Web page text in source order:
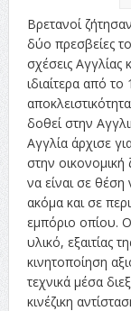
Βρετανοί
δύο πρεσβείες
σχέσεις Αγγλίας
ιδιαίτερα από
δοθεί στην
Αγγλία άρχισε
στην
να είναι σε
ακόμα και σε
εμπόριο οπίου.
υλικό, εξαιτίας
κινητοποίηση
τεχνικά μέσα
κινέζικη